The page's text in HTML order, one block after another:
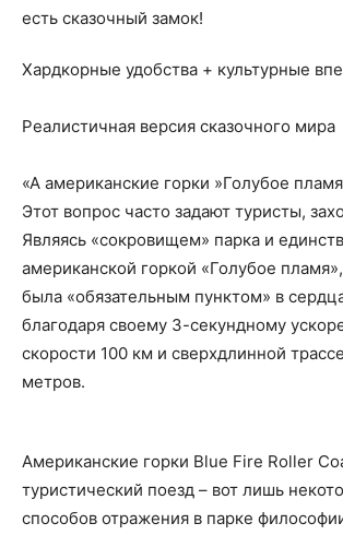
Хардкорные удобства + культурные
Реалистичная версия сказочного мира
«А американские горки »Голубое
Этот вопрос часто задают туристы,
Являясь «сокровищем» парка и
американской горкой «Голубое
была «обязательным пунктом» в
благодаря своему 3-секундному
скорости 100 км и сверхдлинной
метров.
Американские горки Blue Fire Roller
туристический поезд – вот лишь
способов отражения в парке